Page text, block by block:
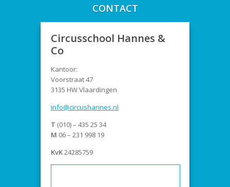
CONTACT
Circusschool Hannes &
Co
Kantoor:
Voorstraat 47
3135 HW Vlaardingen
info@circushannes.nl
T (010) – 435 25 34
M 06 – 231 998 19
KvK24285759